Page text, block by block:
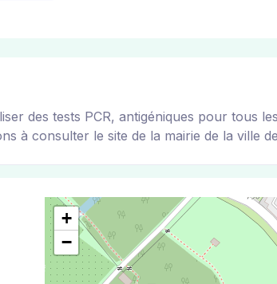
des tests PCR, antigéniques pour tous
à consulter le site de la mairie de la ville de
+
−